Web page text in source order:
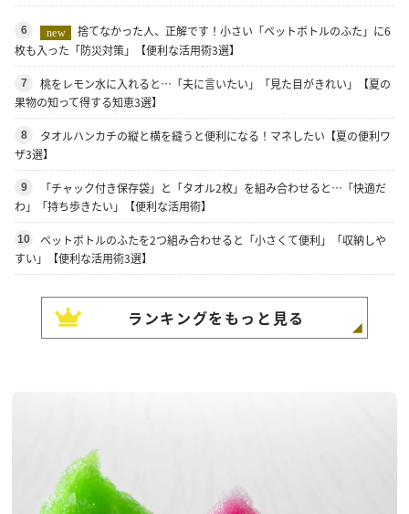
6 new
捨てなかった人、正解です！小さい「ペットボトルのふた」に6
枚も入った「防災対策」【便利な活用術3選】
7
桃をレモン水に入れると…「夫に言いたい」「見た目がきれい」【夏の
果物の知って得する知恵3選】
8
タオルハンカチの縦と横を縫うと便利になる！マネしたい【夏の便利ワ
ザ3選】
9
「チャック付き保存袋」と「タオル2枚」を組み合わせると…「快適だ
わ」「持ち歩きたい」【便利な活用術】
10
ペットボトルのふたを2つ組み合わせると「小さくて便利」「収納しや
すい」【便利な活用術3選】
ランキングをもっと見る